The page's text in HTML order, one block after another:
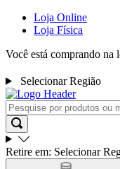
Loja Online
Loja Física
Você está comprando na
Selecionar Região
Retire em: Selecionar